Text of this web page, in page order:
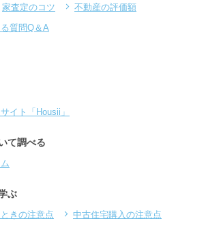
家査定のコツ
不動産の評価額
質問Q＆A
イト「Housii」
て調べる
ぶ
きの注意点 中古住宅購入の注意点